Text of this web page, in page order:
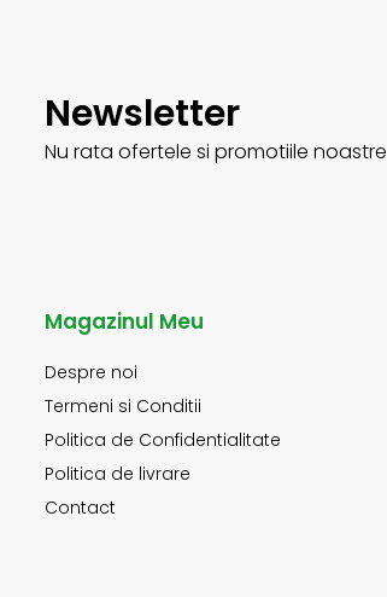
Newsletter
Nu rata ofertele si promotiile noastre
Magazinul Meu
Despre noi
Termeni si Conditii
Politica de Confidentialitate
Politica de livrare
Contact